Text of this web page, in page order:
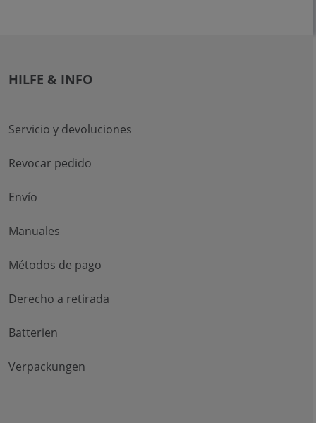
HILFE & INFO
Servicio y devoluciones
Revocar pedido
Envío
Manuales
Métodos de pago
Derecho a retirada
Batterien
Verpackungen